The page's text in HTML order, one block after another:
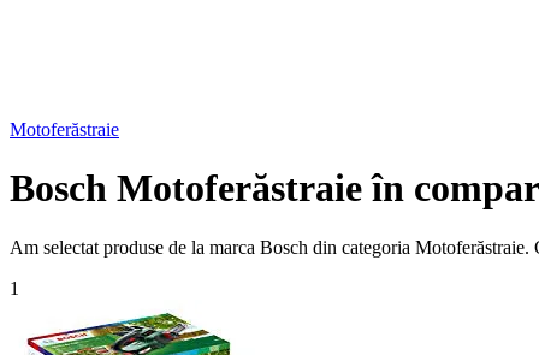
Motoferăstraie
Bosch Motoferăstraie în
Am selectat produse de la marca Bosch din categoria
1